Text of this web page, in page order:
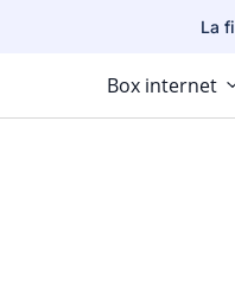
La
Box internet